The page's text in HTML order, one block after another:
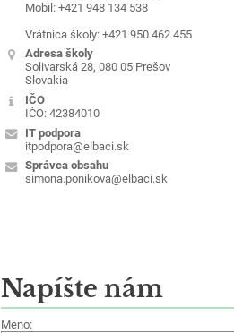
Mobil: +421 948 134 538
Vrátnica školy: +421 950 462 455
Adresa školy
Solivarská 28, 080 05 Prešov
Slovakia
IČO
IČO: 42384010
IT podpora
itpodpora@elbaci.sk
Správca obsahu
simona.ponikova@elbaci.sk
Napíšte nám
Meno: